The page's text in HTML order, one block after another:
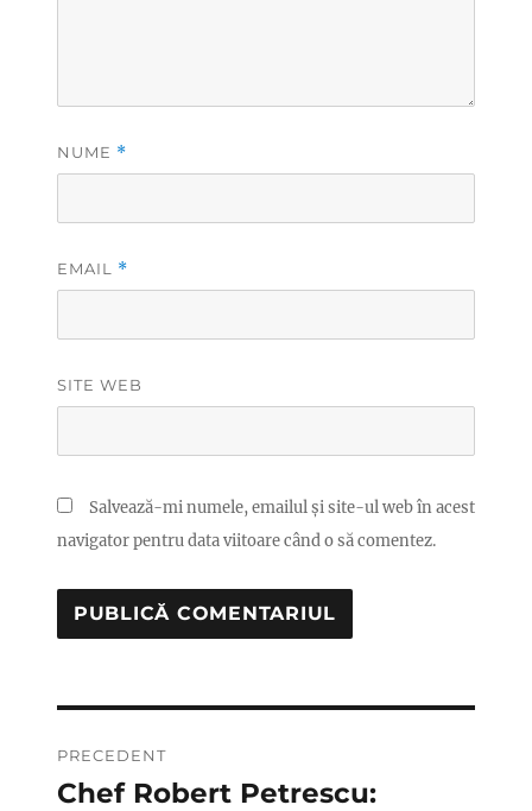
NUME *
EMAIL *
SITE WEB
Salvează-mi numele, emailul și site-ul web în acest
navigator pentru data viitoare când o să comentez.
în
PRECEDENT
Articolul
Chef Robert Petrescu: